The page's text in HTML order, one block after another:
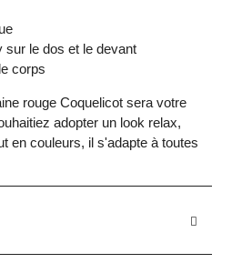
sur le dos et le devant
corps
rouge Coquelicot sera votre
adopter un look relax,
en couleurs, il s'adapte à toutes